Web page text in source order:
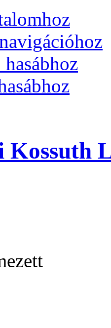
Kossuth